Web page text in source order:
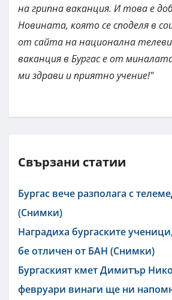
на грипна ваканция. И това е
Новината, която се споделя в
от сайта на национална
ваканция в Бургас е от
ми здрави и приятно учение!"
Свързани статии
Бургас вече разполага с
(Снимки)
Наградиха бургаските
бе отличен от БАН (Снимки)
Бургаският кмет Димитър
февруари винаги ще ни